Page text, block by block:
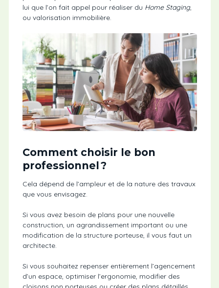
lui que l’on fait appel pour réaliser du Home Staging,
ou valorisation immobilière.
Comment choisir le bon
professionnel ?
Cela dépend de l’ampleur et de la nature des travaux
que vous envisagez.
Si vous avez besoin de plans pour une nouvelle
construction, un agrandissement important ou une
modification de la structure porteuse, il vous faut un
architecte.
Si vous souhaitez repenser entièrement l’agencement
d’un espace, optimiser l’ergonomie, modifier des